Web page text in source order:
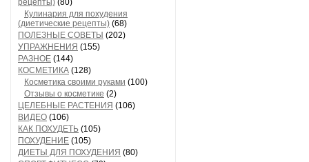
рецепты) (80)
Кулинария для похудения
(диетические рецепты) (68)
ПОЛЕЗНЫЕ СОВЕТЫ (202)
УПРАЖНЕНИЯ (155)
РАЗНОЕ (144)
КОСМЕТИКА (128)
Косметика своими руками (100)
Отзывы о косметике (2)
ЦЕЛЕБНЫЕ РАСТЕНИЯ (106)
ВИДЕО (106)
КАК ПОХУДЕТЬ (105)
ПОХУДЕНИЕ (105)
ДИЕТЫ ДЛЯ ПОХУДЕНИЯ (80)